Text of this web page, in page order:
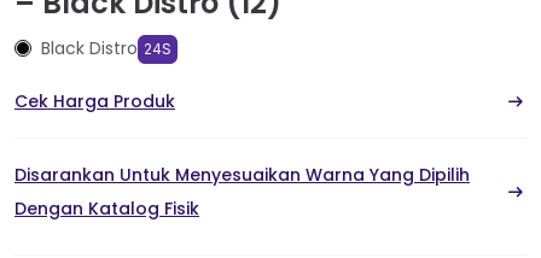
Black Distro 24S
Cek Harga Produk
Disarankan Untuk Menyesuaikan Warna Yang Dipilih
Dengan Katalog Fisik